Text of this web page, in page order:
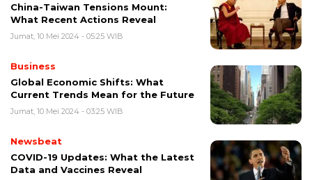
China-Taiwan Tensions Mount:
What Recent Actions Reveal
Jumat, 10 Mei 2024 - 05:25 WIB
Business
Global Economic Shifts: What
Current Trends Mean for the Future
Jumat, 10 Mei 2024 - 03:25 WIB
Newsbeat
COVID-19 Updates: What the Latest
Data and Vaccines Reveal